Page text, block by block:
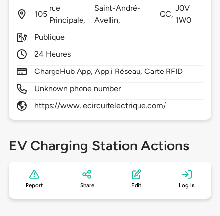
105
rue
Principale,
Saint-André-
Avellin,
QC,
J0V
1W0
Publique
24 Heures
ChargeHub App, Appli Réseau, Carte RFID
Unknown phone number
https://www.lecircuitelectrique.com/
EV Charging Station Actions
Report Share Edit Log in